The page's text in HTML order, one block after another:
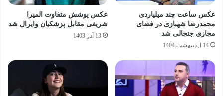
عکس ساعت چند میلیاردی
محمدرضا شهبازی در فضای
مجازی جنجالی شد
14 اردیبهشت 1404
عکس پوشش متفاوت المیرا
شریفی مقابل پزشکیان وایرال شد
13 آذر 1403